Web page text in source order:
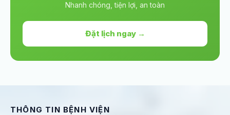
Nhanh chóng, tiện lợi, an toàn
Đặt lịch ngay →
THÔNG TIN BỆNH VIỆN